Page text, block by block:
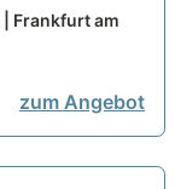
Woche)
Teams!
Frankfurt am
zum Angebot